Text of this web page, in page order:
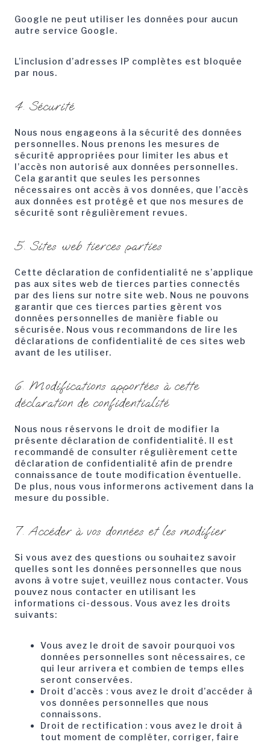
Google ne peut utiliser les données pour aucun
autre service Google.
L’inclusion d’adresses IP complètes est bloquée
par nous.
4. Sécurité
Nous nous engageons à la sécurité des données
personnelles. Nous prenons les mesures de
sécurité appropriées pour limiter les abus et
l’accès non autorisé aux données personnelles.
Cela garantit que seules les personnes
nécessaires ont accès à vos données, que l’accès
aux données est protégé et que nos mesures de
sécurité sont régulièrement revues.
5. Sites web tierces parties
Cette déclaration de confidentialité ne s’applique
pas aux sites web de tierces parties connectés
par des liens sur notre site web. Nous ne pouvons
garantir que ces tierces parties gèrent vos
données personnelles de manière fiable ou
sécurisée. Nous vous recommandons de lire les
déclarations de confidentialité de ces sites web
avant de les utiliser.
6. Modifications apportées à cette
déclaration de confidentialité
Nous nous réservons le droit de modifier la
présente déclaration de confidentialité. Il est
recommandé de consulter régulièrement cette
déclaration de confidentialité afin de prendre
connaissance de toute modification éventuelle.
De plus, nous vous informerons activement dans la
mesure du possible.
7. Accéder à vos données et les modifier
Si vous avez des questions ou souhaitez savoir
quelles sont les données personnelles que nous
avons à votre sujet, veuillez nous contacter. Vous
pouvez nous contacter en utilisant les
informations ci-dessous. Vous avez les droits
suivants:
Vous avez le droit de savoir pourquoi vos
données personnelles sont nécessaires, ce
qui leur arrivera et combien de temps elles
seront conservées.
Droit d’accès : vous avez le droit d’accéder à
vos données personnelles que nous
connaissons.
Droit de rectification : vous avez le droit à
tout moment de compléter, corriger, faire